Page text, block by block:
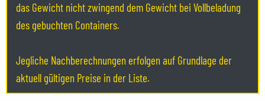
das Gewicht nicht zwingend dem Gewicht bei Vollbeladung
des gebuchten Containers.
Jegliche Nachberechnungen erfolgen auf Grundlage der
aktuell gültigen Preise in der Liste.